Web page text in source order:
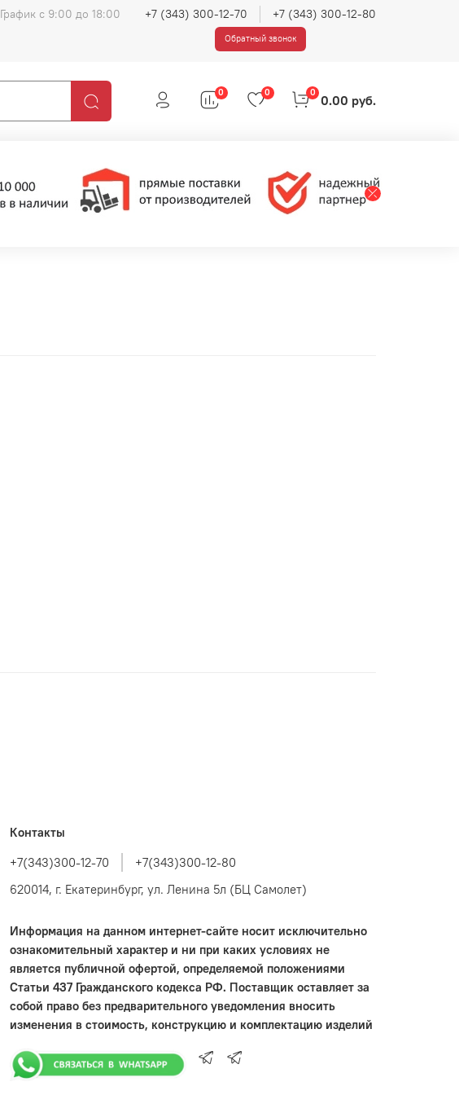
График с 9:00 до 18:00 +7 (343) 300-12-70 +7 (343) 300-12-80
Обратный звонок
0 0 0 0.00 руб.
Контакты
+7(343)300-12-70
+7(343)300-12-80
620014, г. Екатеринбург, ул. Ленина 5л (БЦ Самолет)
Информация на данном интернет-сайте носит исключительно
ознакомительный характер и ни при каких условиях не
является публичной офертой, определяемой положениями
Статьи 437 Гражданского кодекса РФ. Поставщик оставляет за
собой право без предварительного уведомления вносить
изменения в стоимость, конструкцию и комплектацию изделий